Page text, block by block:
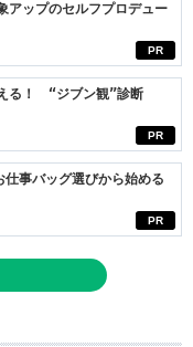
PR
ップのセルフプロデュー
PR
る！ “ジブン観”診断
PR
事バッグ選びから始める